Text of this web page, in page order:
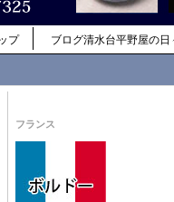
プ ブログ清水台平野屋の日
フランス